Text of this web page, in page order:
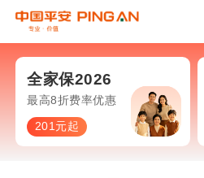
全家保2026
最高8折费率优惠
201元起